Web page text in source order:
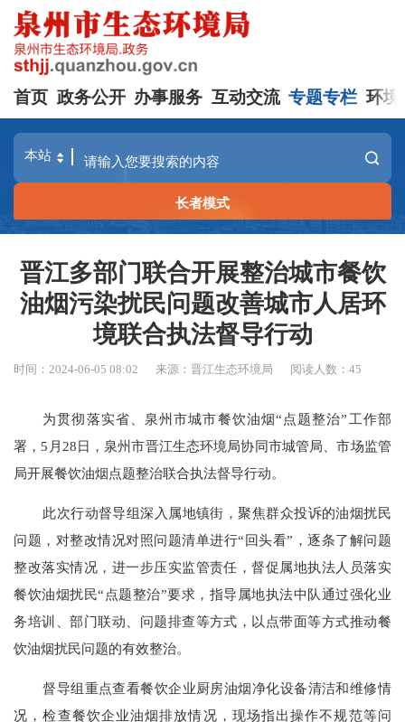
首页 政务公开 办事服务 互动交流 专题专栏 环境
长者模式
晋江多部门联合开展整治城市餐饮
油烟污染扰民问题改善城市人居环
境联合执法督导行动
时间：2024-06-05 08:02 来源：晋江生态环境局 阅读人数：45
为贯彻落实省、泉州市城市餐饮油烟“点题整治”工作部
署，5月28日，泉州市晋江生态环境局协同市城管局、市场监管
局开展餐饮油烟点题整治联合执法督导行动。
此次行动督导组深入属地镇街，聚焦群众投诉的油烟扰民
问题，对整改情况对照问题清单进行“回头看”，逐条了解问题
整改落实情况，进一步压实监管责任，督促属地执法人员落实
餐饮油烟扰民“点题整治”要求，指导属地执法中队通过强化业
务培训、部门联动、问题排查等方式，以点带面等方式推动餐
饮油烟扰民问题的有效整治。
督导组重点查看餐饮企业厨房油烟净化设备清洁和维修情
况，检查餐饮企业油烟排放情况，现场指出操作不规范等问